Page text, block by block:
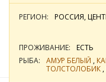
РЕГИОН: РОССИЯ,
ПРОЖИВАНИЕ:
ЕСТЬ
РЫБА:
АМУР БЕЛЫЙ ,
ТОЛСТОЛОБИК ,
Фильтры подбора
По цене По